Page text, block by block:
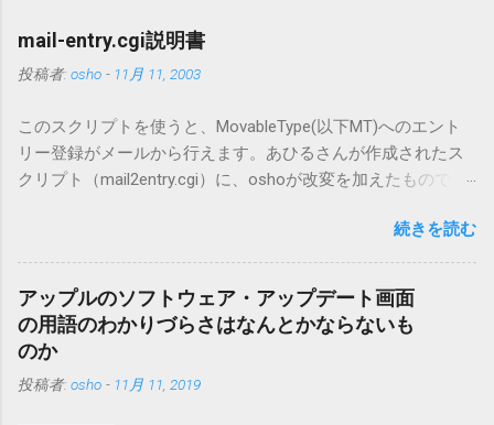
mail-entry.cgi説明書
投稿者: osho - 11月 11, 2003
このスクリプトを使うと、MovableType(以下MT)へのエント
リー登録がメールから行えます。あひるさんが作成されたス
クリプト（mail2entry.cgi）に、oshoが改変を加えたもので
ーも出来ます。 バージョン0.5.3以降の動作確認はMT3.11で行
っています。0.5.2まではMT2.661で確認していました。0.5.3以
降もたぶん動くと思います。 現在のバージョンは0.5.3です。
（2004/12/4リリース）※0.6.3を公開しています。まだ心配な
点が多いため、こちらにはリンクしていません。安定を求め
る方は0.5.3を、新版の機能が必要な方は0.6.3をご利用くださ
い。 こちら からどうぞ。 0.3.6までのバージョンに、エント
続きを読む
アップルのソフトウェア・アップデート画面
の用語のわかりづらさはなんとかならないも
のか
投稿者: osho - 11月 11, 2019